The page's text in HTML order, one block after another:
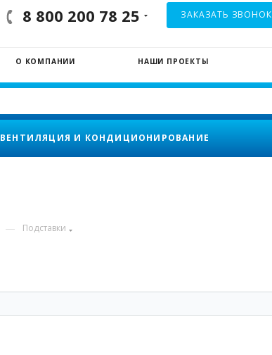
8 800 200 78 25 ЗАКАЗАТЬ ЗВОНОК
О КОМПАНИИ НАШИ ПРОЕКТЫ
ВЕНТИЛЯЦИЯ И КОНДИЦИОНИРОВАНИЕ
— Подставки